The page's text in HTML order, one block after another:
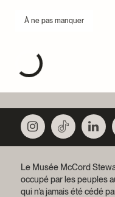
À ne pas manquer
Le Musée McCord
occupé par les peuples
qui n'a jamais été cédé